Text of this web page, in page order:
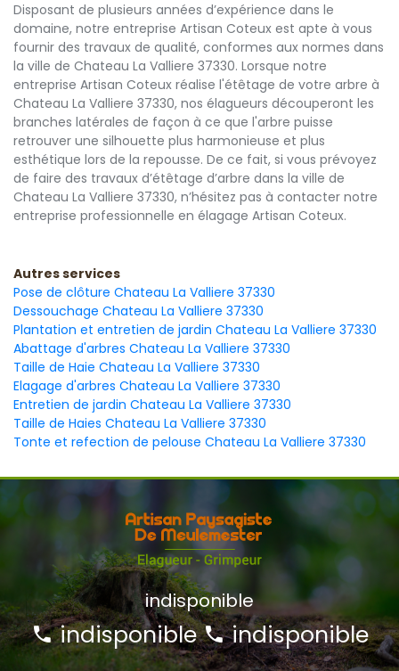
Disposant de plusieurs années d’expérience dans le
domaine, notre entreprise Artisan Coteux est apte à vous
fournir des travaux de qualité, conformes aux normes dans
la ville de Chateau La Valliere 37330. Lorsque notre
entreprise Artisan Coteux réalise l'étêtage de votre arbre à
Chateau La Valliere 37330, nos élagueurs découperont les
branches latérales de façon à ce que l'arbre puisse
retrouver une silhouette plus harmonieuse et plus
esthétique lors de la repousse. De ce fait, si vous prévoyez
de faire des travaux d’étêtage d’arbre dans la ville de
Chateau La Valliere 37330, n’hésitez pas à contacter notre
entreprise professionnelle en élagage Artisan Coteux.
Autres services
Pose de clôture Chateau La Valliere 37330
Dessouchage Chateau La Valliere 37330
Plantation et entretien de jardin Chateau La Valliere 37330
Abattage d'arbres Chateau La Valliere 37330
Taille de Haie Chateau La Valliere 37330
Elagage d'arbres Chateau La Valliere 37330
Entretien de jardin Chateau La Valliere 37330
Taille de Haies Chateau La Valliere 37330
Tonte et refection de pelouse Chateau La Valliere 37330
indisponible
indisponible indisponible